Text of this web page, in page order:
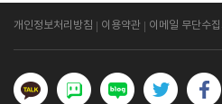
개인정보처리방침 이용약관 이메일 무단수